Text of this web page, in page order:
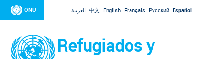
Jump to navigation
ONU العربية 中文 English Français Русский Español
Refugiados y